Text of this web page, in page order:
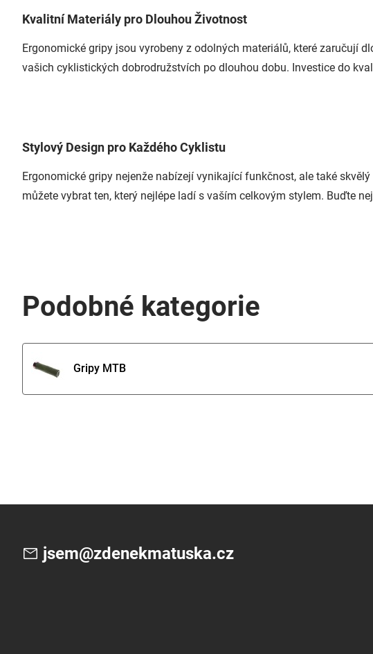
Kvalitní Materiály pro Dlouhou Životnost
Ergonomické gripy jsou vyrobeny z odolných materiálů, které zaručují
vašich cyklistických dobrodružstvích po dlouhou dobu. Investice do
Stylový Design pro Každého Cyklistu
Ergonomické gripy nejenže nabízejí vynikající funkčnost, ale také
můžete vybrat ten, který nejlépe ladí s vaším celkovým stylem. Buďte
Podobné kategorie
Gripy MTB
jsem@zdenekmatuska.cz